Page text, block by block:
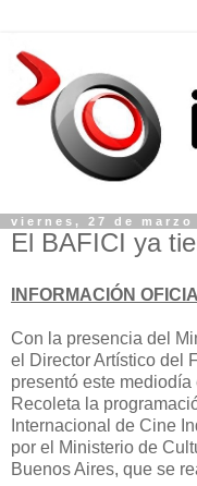
viernes, 27 de marzo
El BAFICI ya
INFORMACIÓN
Con la presencia del
el Director Artístico del
presentó este mediodía
Recoleta la
Internacional de Cine
por el Ministerio de
Buenos Aires, que se